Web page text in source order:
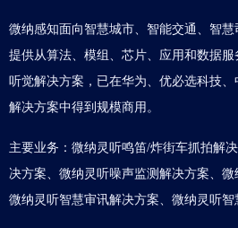
微纳感知面向智慧城市、智能交通、智慧
提供从算法、模组、芯片、应用和数据服
听觉解决方案，已在华为、优必选科技
解决方案中得到规模商用。
主要业务：微纳灵听鸣笛/炸街车抓拍解
决方案、微纳灵听噪声监测解决方案、微
微纳灵听智慧审讯解决方案、微纳灵听智